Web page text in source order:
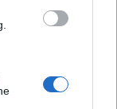
Thiago
Sarsfield el
lleva más